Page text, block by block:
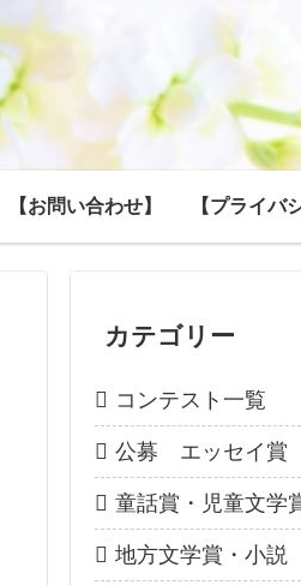
【お問い合わせ】
カテゴリー
コンテスト一覧
公募 エッセイ賞
童話賞・児童文学
地方文学賞・小説